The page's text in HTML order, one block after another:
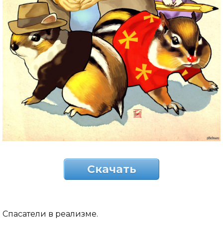
Скачать
Спасатели в реализме.